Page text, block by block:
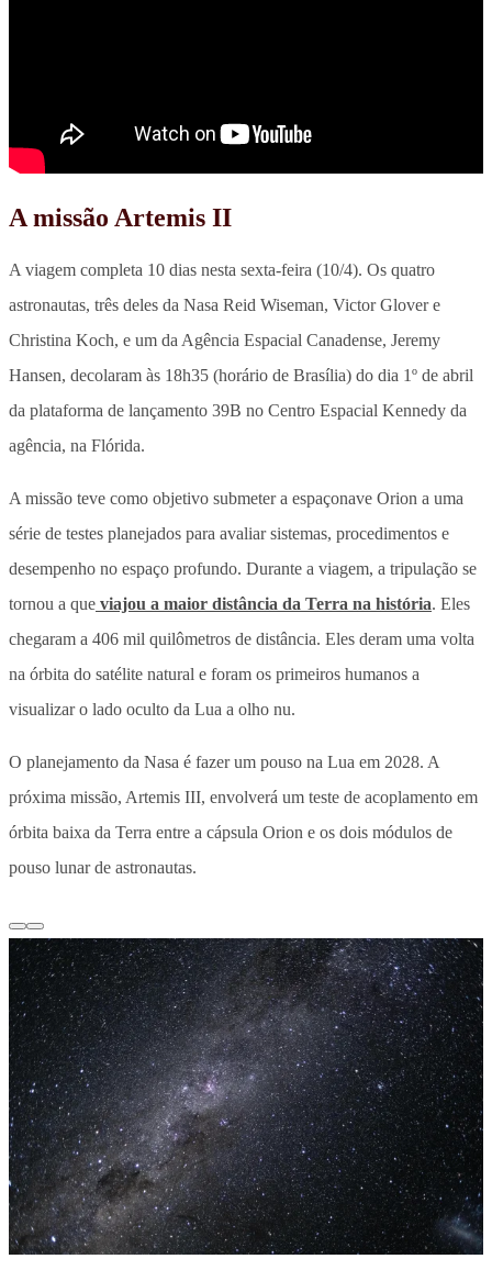
A missão Artemis II
A viagem completa 10 dias nesta sexta-feira (10/4). Os quatro
astronautas, três deles da Nasa Reid Wiseman, Victor Glover e
Christina Koch, e um da Agência Espacial Canadense, Jeremy
Hansen, decolaram às 18h35 (horário de Brasília) do dia 1º de abril
da plataforma de lançamento 39B no Centro Espacial Kennedy da
agência, na Flórida.
A missão teve como objetivo submeter a espaçonave Orion a uma
série de testes planejados para avaliar sistemas, procedimentos e
desempenho no espaço profundo. Durante a viagem, a tripulação se
tornou a que viajou a maior distância da Terra na história. Eles
chegaram a 406 mil quilômetros de distância. Eles deram uma volta
na órbita do satélite natural e foram os primeiros humanos a
visualizar o lado oculto da Lua a olho nu.
O planejamento da Nasa é fazer um pouso na Lua em 2028. A
próxima missão, Artemis III, envolverá um teste de acoplamento em
órbita baixa da Terra entre ⁠a cápsula Orion e os dois módulos de
pouso lunar de astronautas.